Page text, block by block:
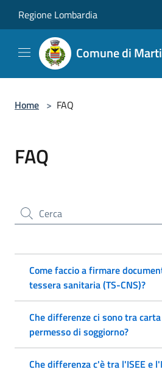
Regione Lombardia
Comune di
Home > FAQ
FAQ
Cerca nel sito
Come faccio a firmare
tessera sanitaria (TS-CNS)?
Che differenze ci sono tra
permesso di soggiorno?
Che differenza c'è tra l'ISEE e